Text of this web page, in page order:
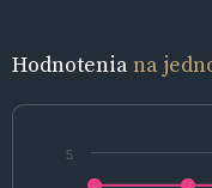
Hodnoteniana
5